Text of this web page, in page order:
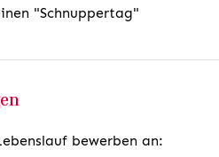
"Schnuppertag"
bewerben an: